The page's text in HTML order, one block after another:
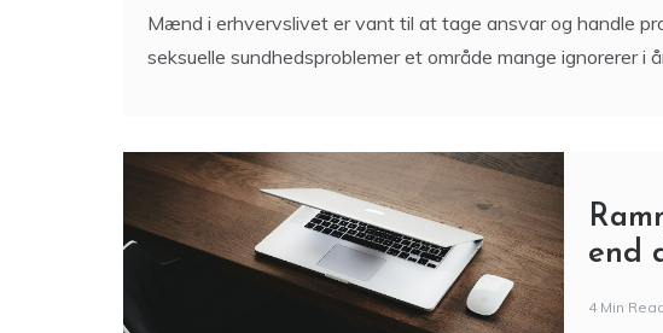
seksuelle sundhedsproblemer et område mange ignorerer i
end